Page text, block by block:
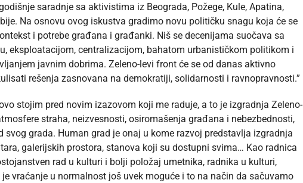
saradnje sa aktivistima iz Beograda, Požege, Kule, Apatina,
Na osnovu ovog iskustva gradimo novu političku snagu koja će se
i potrebe građana i građanki. Niš se decenijama suočava sa
eksploatacijom, centralizacijom, bahatom urbanističkom politikom i
javnim dobrima. Zeleno-levi front će se od danas aktivno
rešenja zasnovana na demokratiji, solidarnosti i ravnopravnosti.”
stojim pred novim izazovom koji me raduje, a to je izgradnja Zeleno-
straha, neizvesnosti, osiromašenja građana i nebezbednosti,
grada. Human grad je onaj u kome razvoj predstavlja izgradnja
galerijskih prostora, stanova koji su dostupni svima… Kao radnica
rad u kulturi i bolji položaj umetnika, radnika u kulturi,
vraćanje u normalnost još uvek moguće i to na način da sačuvamo